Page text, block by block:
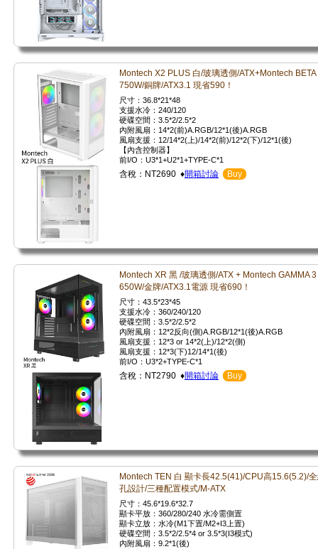
Montech X2 PLUS 白/玻璃透側/ATX+Montech BETA
750W/銅牌/ATX3.1 現省590！
尺寸：36.8*21*48
支援水冷：240/120
硬碟空間：3.5*2/2.5*2
內附風扇：14*2(前)A.RGB/12*1(後)A.RGB
風扇支援：12/14*2(上)/14*2(前)/12*2(下)/12*1(後)
【內含控制器】
前I/O：U3*1+U2*1+TYPE-C*1
含稅：NT2690 ♦開箱討論 Buy
Montech XR 黑 /玻璃透側/ATX + Montech GAMMA 3
650W/金牌/ATX3.1電源 現省690！
尺寸：43.5*23*45
支援水冷：360/240/120
硬碟空間：3.5*2/2.5*2
內附風扇：12*2反向(側)A.RGB/12*1(後)A.RGB
風扇支援：12*3 or 14*2(上)/12*2(側)
風扇支援：12*3(下)12/14*1(後)
前I/O：U3*2+TYPE-C*1
含稅：NT2790 ♦開箱討論 Buy
Montech TEN 白 顯卡長42.5(41)/CPU高15.6(5.2)/
孔設計/三種配置模式/M-ATX
尺寸：45.6*19.6*32.7
顯卡平放：360/280/240 水冷需側置
顯卡立放：水冷(M1下置/M2+I3上置)
硬碟空間：3.5*2/2.5*4 or 3.5*3(I3模式)
內附風扇：9.2*1(後)